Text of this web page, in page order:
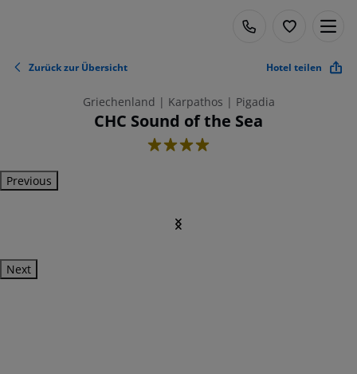
Zurück zur Übersicht Hotel teilen
Griechenland | Karpathos | Pigadia
CHC Sound of the Sea
4
Previous
Next